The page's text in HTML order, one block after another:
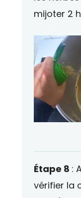
mijoter 2
Étape 8 :
vérifier la